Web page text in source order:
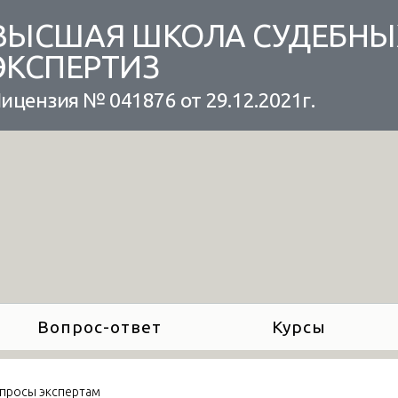
ШКОЛА
№ 041876 от 29.12.2021г.
Вопрос-ответ Курсы
экспертам